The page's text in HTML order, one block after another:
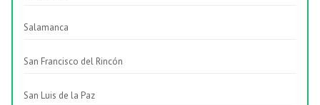
Salamanca
San Francisco del Rincón
San Luis de la Paz